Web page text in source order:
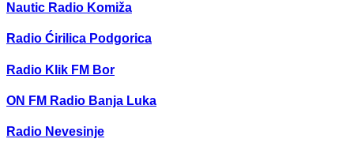
Nautic Radio Komiža
Radio Ćirilica Podgorica
Radio Klik FM Bor
ON FM Radio Banja Luka
Radio Nevesinje